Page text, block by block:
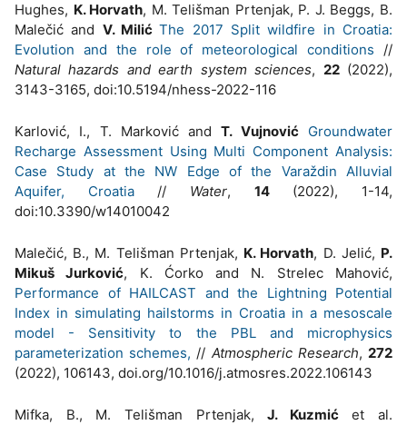
Hughes, K. Horvath, M. Telišman Prtenjak, P. J. Beggs, B.
Malečić and V. MilićThe 2017 Split wildfire in Croatia:
Evolution and the role of meteorological conditions //
Natural hazards and earth system sciences, 22(2022),
3143-3165, doi:10.5194/nhess-2022-116
Karlović, I., T. Marković andT. Vujnović Groundwater
Recharge Assessment Using Multi Component Analysis:
Case Study at the NW Edge of the Varaždin Alluvial
Aquifer, Croatia// Water, 14(2022), 1-14,
doi:10.3390/w14010042
Malečić, B., M. Telišman Prtenjak, K. Horvath, D. Jelić, P.
Mikuš Jurković, K. Ćorko and N. Strelec Mahović,
Performance of HAILCAST and the Lightning Potential
Index in simulating hailstorms in Croatia in a mesoscale
model - Sensitivity to the PBL and microphysics
parameterization schemes, // Atmospheric Research,272
(2022), 106143, doi.org/10.1016/j.atmosres.2022.106143
Mifka, B., M. Telišman Prtenjak,J. Kuzmićet al.